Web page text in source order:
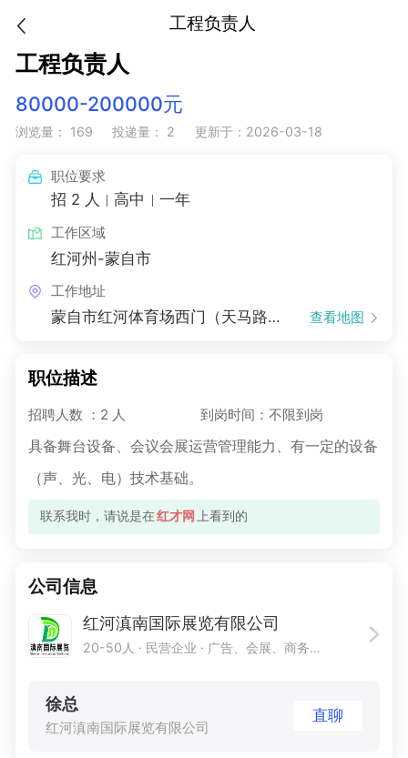
工程负责人
工程负责人
80000-200000元
浏览量： 169 投递量： 2 更新于：2026-03-18
职位要求
招 2 人 高中 一年
工作区域
红河州-蒙自市
工作地址
蒙自市红河体育场西门（天马路东） 查看地图
职位描述
招聘人数 ：2 人
到岗时间：不限到岗
具备舞台设备、会议会展运营管理能力、有一定的设备
（声、光、电）技术基础。
联系我时，请说是在红才网 上看到的
公司信息
红河滇南国际展览有限公司
20-50人 · 民营企业 · 广告、会展、商务、传媒
徐总
红河滇南国际展览有限公司
直聊